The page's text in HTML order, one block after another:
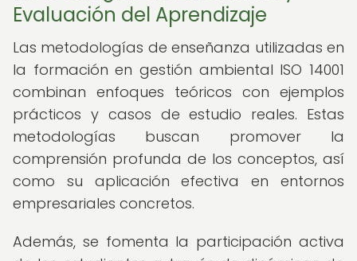
Evaluación del Aprendizaje
Las metodologías de enseñanza utilizadas en
la formación en gestión ambiental ISO 14001
combinan enfoques teóricos con ejemplos
prácticos y casos de estudio reales. Estas
metodologías buscan promover la
comprensión profunda de los conceptos, así
como su aplicación efectiva en entornos
empresariales concretos.
Además, se fomenta la participación activa